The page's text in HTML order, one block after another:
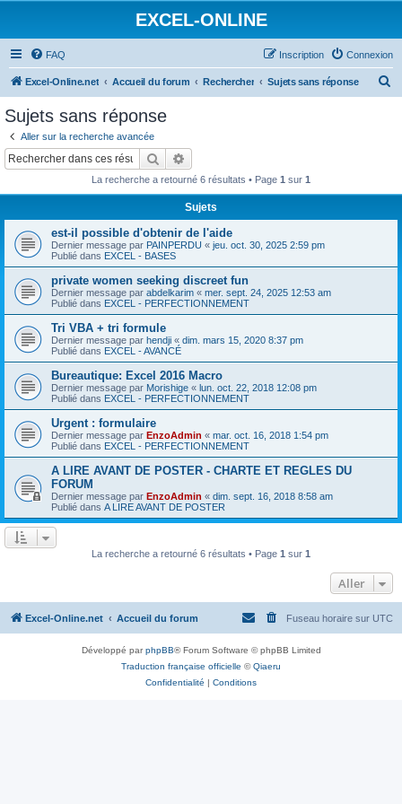
EXCEL-ONLINE
FAQ Connexion
Inscription
Excel-Online.net Accueil du forum Rechercher Sujets sans réponse
Sujets sans réponse
Aller sur la recherche avancée
Rechercher
La recherche a retourné 6 résultats • Page 1 sur 1
Sujets
est-il possible d'obtenir de l'aide
Dernier message par PAINPERDU « jeu. oct. 30, 2025 2:59 pm
Publié dans EXCEL - BASES
private women seeking discreet fun
Dernier message par abdelkarim « mer. sept. 24, 2025 12:53 am
Publié dans EXCEL - PERFECTIONNEMENT
Tri VBA + tri formule
Dernier message par hendji « dim. mars 15, 2020 8:37 pm
Publié dans EXCEL - AVANCÉ
Bureautique: Excel 2016 Macro
Dernier message par Morishige « lun. oct. 22, 2018 12:08 pm
Publié dans EXCEL - PERFECTIONNEMENT
Urgent : formulaire
Dernier message par EnzoAdmin « mar. oct. 16, 2018 1:54 pm
Publié dans EXCEL - PERFECTIONNEMENT
A LIRE AVANT DE POSTER - CHARTE ET REGLES DU
FORUM
Dernier message par EnzoAdmin « dim. sept. 16, 2018 8:58 am
Publié dans A LIRE AVANT DE POSTER
La recherche a retourné 6 résultats • Page 1 sur 1
Aller
Excel-Online.net Accueil du forum Fuseau horaire sur UTC
Développé parphpBB® Forum Software © phpBB Limited
Traduction française officielle ©Qiaeru
Confidentialité | Conditions